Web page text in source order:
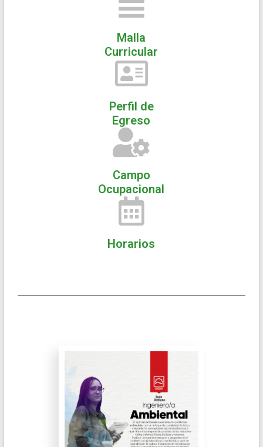
Malla
Curricular
Perfil de
Egreso
Campo
Ocupacional
Horarios